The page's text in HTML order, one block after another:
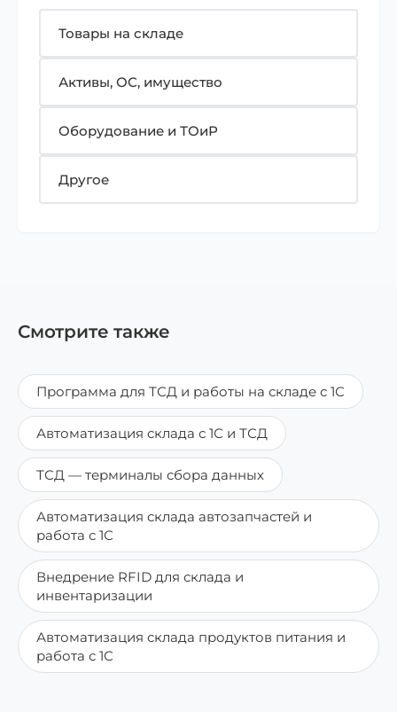
Товары на складе
Активы, ОС, имущество
Оборудование и ТОиР
Другое
Смотрите также
Программа для ТСД и работы на складе с 1С
Автоматизация склада с 1С и ТСД
ТСД — терминалы сбора данных
Автоматизация склада автозапчастей и
работа с 1С
Внедрение RFID для склада и
инвентаризации
Автоматизация склада продуктов питания и
работа с 1С